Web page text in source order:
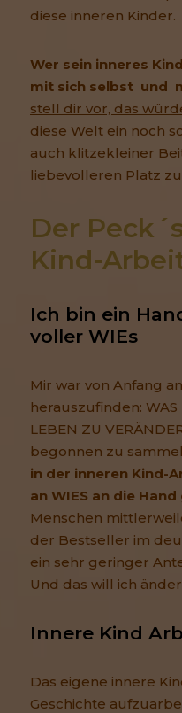
diese inneren Kinder.
Wer sein inneres
mit sich selbst und
stell dir vor, das
diese Welt ein noch
auch klitzekleiner
liebevolleren Platz
Der
Kind-
Ich bin ein
voller WIEs
Mir war von Anfang
herauszufinden: WAS
LEBEN ZU
begonnen zu
in der inneren Kind-
an WIES an die
Menschen
der Bestseller im
ein sehr geringer
Und das will ich
Innere Kind
Das eigene innere
Geschichte